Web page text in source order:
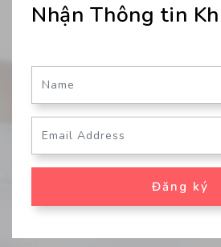
Nhận Thông tin
Đăng ký